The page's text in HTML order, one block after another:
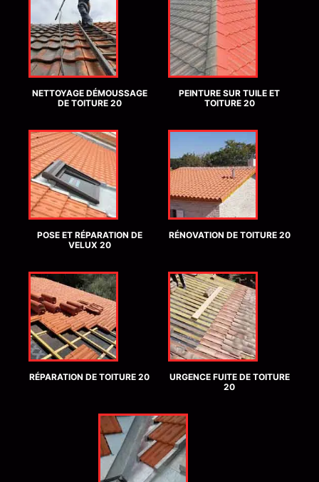
NETTOYAGE DÉMOUSSAGE
DE TOITURE 20
PEINTURE SUR TUILE ET
TOITURE 20
POSE ET RÉPARATION DE
VELUX 20
RÉNOVATION DE TOITURE 20
RÉPARATION DE TOITURE 20
URGENCE FUITE DE TOITURE
20